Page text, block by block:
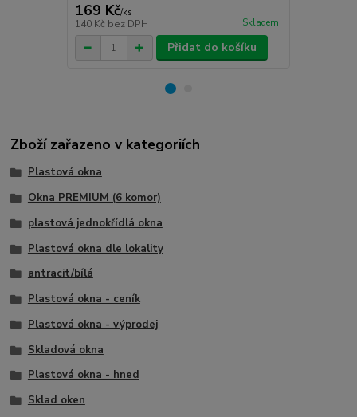
169 Kč/ks
140 Kč bez DPH Skladem
Přidat do košíku
Zboží zařazeno v kategoriích
Plastová okna
Okna PREMIUM (6 komor)
plastová jednokřídlá okna
Plastová okna dle lokality
antracit/bílá
Plastová okna - ceník
Plastová okna - výprodej
Skladová okna
Plastová okna - hned
Sklad oken